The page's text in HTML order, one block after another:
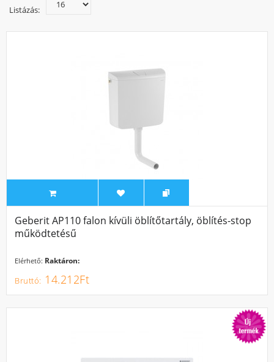
Listázás:
Geberit AP110 falon kívüli öblítőtartály, öblítés-stop
működtetésű
Elérhető: Raktáron:
14.212Ft